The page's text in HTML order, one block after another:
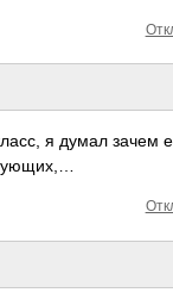
я думал зачем